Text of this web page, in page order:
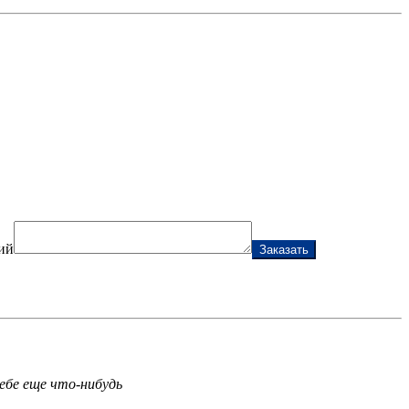
Заказать
еще что-нибудь